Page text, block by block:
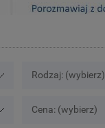
Rodzaj: (wybierz)
Cena: (wybierz)